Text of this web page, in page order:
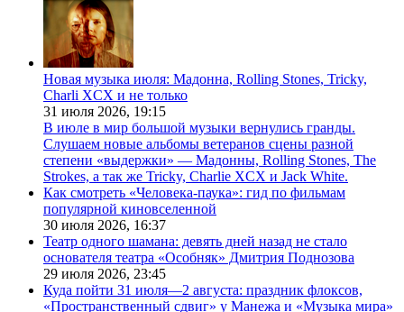
Новая музыка июля: Мадонна, Rolling Stones, Tricky,
Charli XCX и не только
31 июля 2026, 19:15
В июле в мир большой музыки вернулись гранды.
Слушаем новые альбомы ветеранов сцены разной
степени «выдержки» — Мадонны, Rolling Stones, The
Strokes, а так же Tricky, Charlie XCX и Jack White.
Как смотреть «Человека-паука»: гид по фильмам
популярной киновселенной
30 июля 2026, 16:37
Театр одного шамана: девять дней назад не стало
основателя театра «Особняк» Дмитрия Поднозова
29 июля 2026, 23:45
Куда пойти 31 июля—2 августа: праздник флоксов,
«Пространственный сдвиг» у Манежа и «Музыка мира»